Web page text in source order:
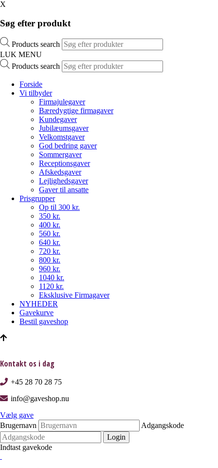
X
Søg efter produkt
Products search
LUK MENU
Products search
Forside
Vi tilbyder
Firmajulegaver
Bæredygtige firmagaver
Kundegaver
Jubilæumsgaver
Velkomstgaver
God bedring gaver
Sommergaver
Receptionsgaver
Afskedsgaver
Lejlighedsgaver
Gaver til ansatte
Prisgrupper
Op til 300 kr.
350 kr.
400 kr.
560 kr.
640 kr.
720 kr.
800 kr.
960 kr.
1040 kr.
1120 kr.
Eksklusive Firmagaver
NYHEDER
Gavekurve
Bestil gaveshop
Kontakt os i dag
+45 28 70 28 75
info@gaveshop.nu
Vælg gave
Brugernavn
Adgangskode
Login
Indtast gavekode